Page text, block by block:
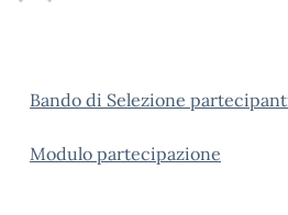
Bando di Selezione
Modulo partecipazione